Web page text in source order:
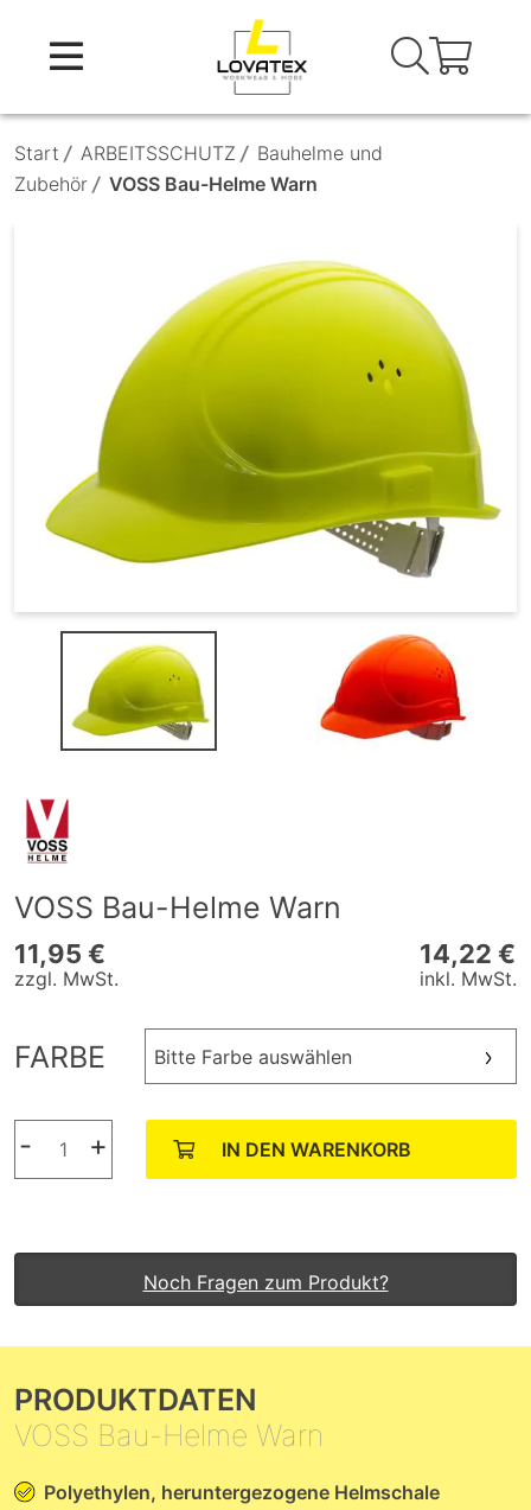
content
Start / ARBEITSSCHUTZ / Bauhelme und
Zubehör / VOSS Bau-Helme Warn
VOSS Bau-Helme Warn
11,95 €
zzgl. MwSt.
14,22 €
inkl. MwSt.
FARBE Bitte Farbe auswählen
- + IN DEN WARENKORB
Noch Fragen zum Produkt?
PRODUKTDATEN
VOSS Bau-Helme Warn
Polyethylen, heruntergezogene Helmschale